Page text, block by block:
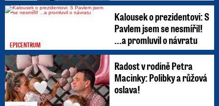
EPICENTRUM
Kalousek o prezidentovi: S
Pavlem jsem se nesmířil!
...a promluvil o návratu
Radost v rodině Petra
Macinky: Polibky a růžová
oslava!